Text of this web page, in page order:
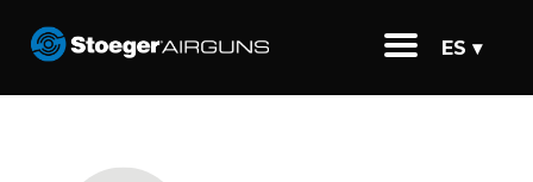
ES ▾